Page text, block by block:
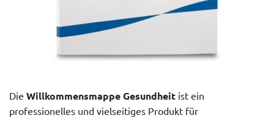
Die Willkommensmappe Gesundheit ist ein
professionelles und vielseitiges Produkt für